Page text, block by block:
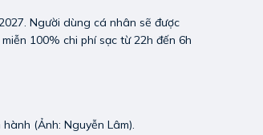
Người dùng cá nhân sẽ được
100% chi phí sạc từ 22h đến 6h
(Ảnh: Nguyễn Lâm).